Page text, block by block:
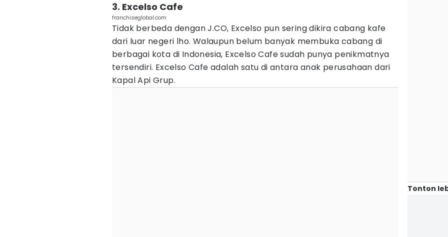
3. Excelso Cafe
franchiseglobal.com
Tidak berbeda dengan J.CO, Excelso pun sering dikira cabang kafe
dari luar negeri lho. Walaupun belum banyak membuka cabang di
berbagai kota di Indonesia, Excelso Cafe sudah punya penikmatnya
tersendiri. Excelso Cafe adalah satu di antara anak perusahaan dari
Kapal Api Grup.
Tonton